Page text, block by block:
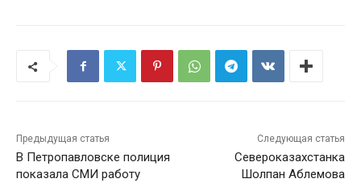
Предыдущая статья
В Петропавловске полиция
показала СМИ работу
Следующая статья
Североказахстанка
Шолпан Аблемова